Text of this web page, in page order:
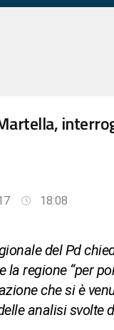
18:08
del Pd
la regione “per
che si è
analisi svolte